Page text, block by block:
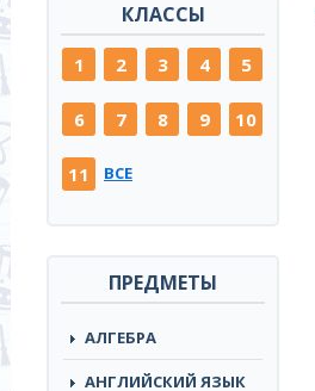
КЛАССЫ
1 2 3 4 5
6 7 8 9 10
11 ВСЕ
ПРЕДМЕТЫ
АЛГЕБРА
АНГЛИЙСКИЙ ЯЗЫК